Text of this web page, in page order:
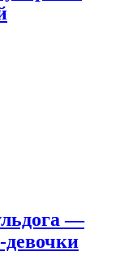
—
девочки